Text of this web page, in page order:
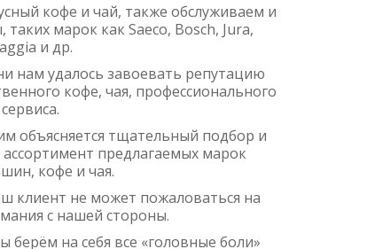
кофе и чай, также обслуживаем и
марок как Saeco, Bosch, Jura,
и др.
нам удалось завоевать репутацию
кофе, чая, профессионального
сервиса.
объясняется тщательный подбор и
предлагаемых марок
кофе и чая.
клиент не может пожаловаться на
с нашей стороны.
на себя все «головные боли»